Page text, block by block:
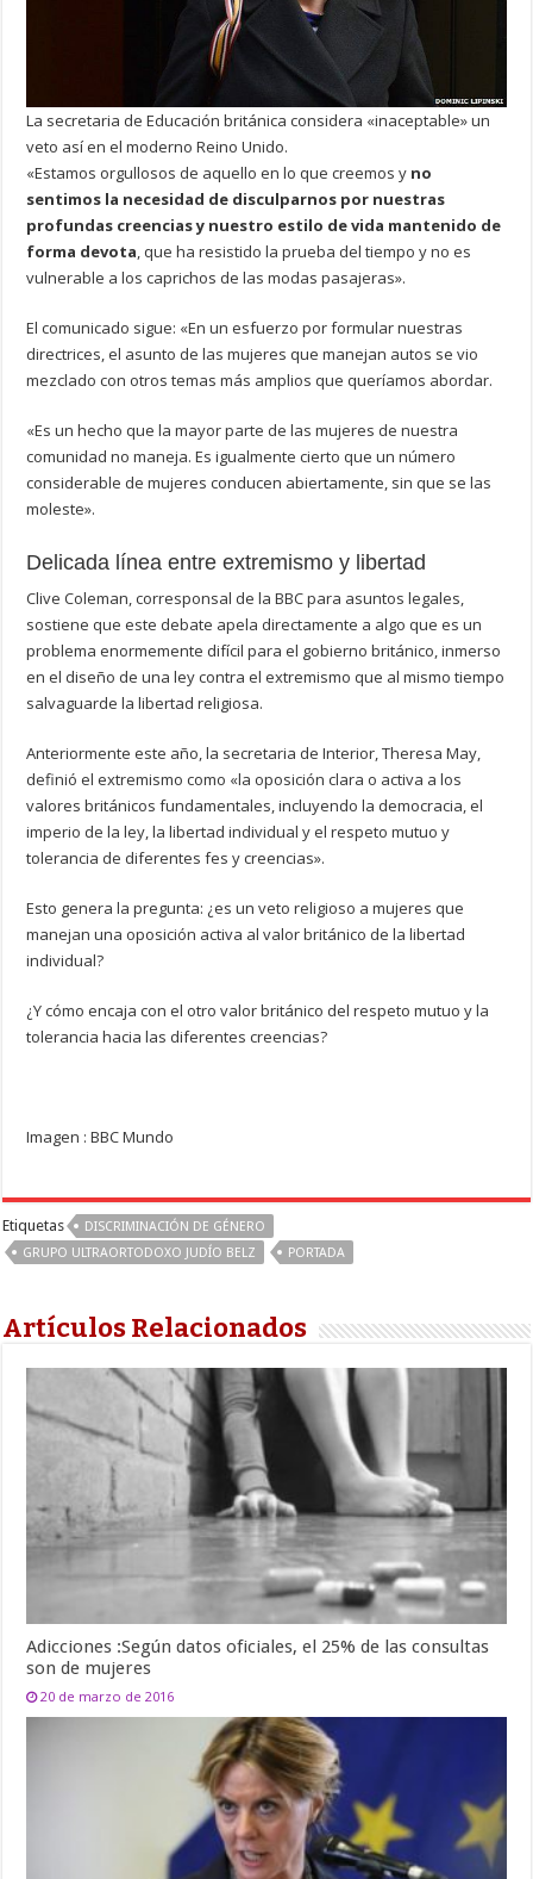
La secretaria de Educación británica considera «inaceptable» un
veto así en el moderno Reino Unido.
«Estamos orgullosos de aquello en lo que creemos y no
sentimos la necesidad de disculparnos por nuestras
profundas creencias y nuestro estilo de vida mantenido de
forma devota, que ha resistido la prueba del tiempo y no es
vulnerable a los caprichos de las modas pasajeras».
El comunicado sigue: «En un esfuerzo por formular nuestras
directrices, el asunto de las mujeres que manejan autos se vio
mezclado con otros temas más amplios que queríamos abordar.
«Es un hecho que la mayor parte de las mujeres de nuestra
comunidad no maneja. Es igualmente cierto que un número
considerable de mujeres conducen abiertamente, sin que se las
moleste».
Delicada línea entre extremismo y libertad
Clive Coleman, corresponsal de la BBC para asuntos legales,
sostiene que este debate apela directamente a algo que es un
problema enormemente difícil para el gobierno británico, inmerso
en el diseño de una ley contra el extremismo que al mismo tiempo
salvaguarde la libertad religiosa.
Anteriormente este año, la secretaria de Interior, Theresa May,
definió el extremismo como «la oposición clara o activa a los
valores británicos fundamentales, incluyendo la democracia, el
imperio de la ley, la libertad individual y el respeto mutuo y
tolerancia de diferentes fes y creencias».
Esto genera la pregunta: ¿es un veto religioso a mujeres que
manejan una oposición activa al valor británico de la libertad
individual?
¿Y cómo encaja con el otro valor británico del respeto mutuo y la
tolerancia hacia las diferentes creencias?
Imagen : BBC Mundo
Etiquetas
DISCRIMINACIÓN DE GÉNERO
GRUPO ULTRAORTODOXO JUDÍO BELZ
PORTADA
Artículos Relacionados
Adicciones :Según datos oficiales, el 25% de las consultas
son de mujeres
20 de marzo de 2016